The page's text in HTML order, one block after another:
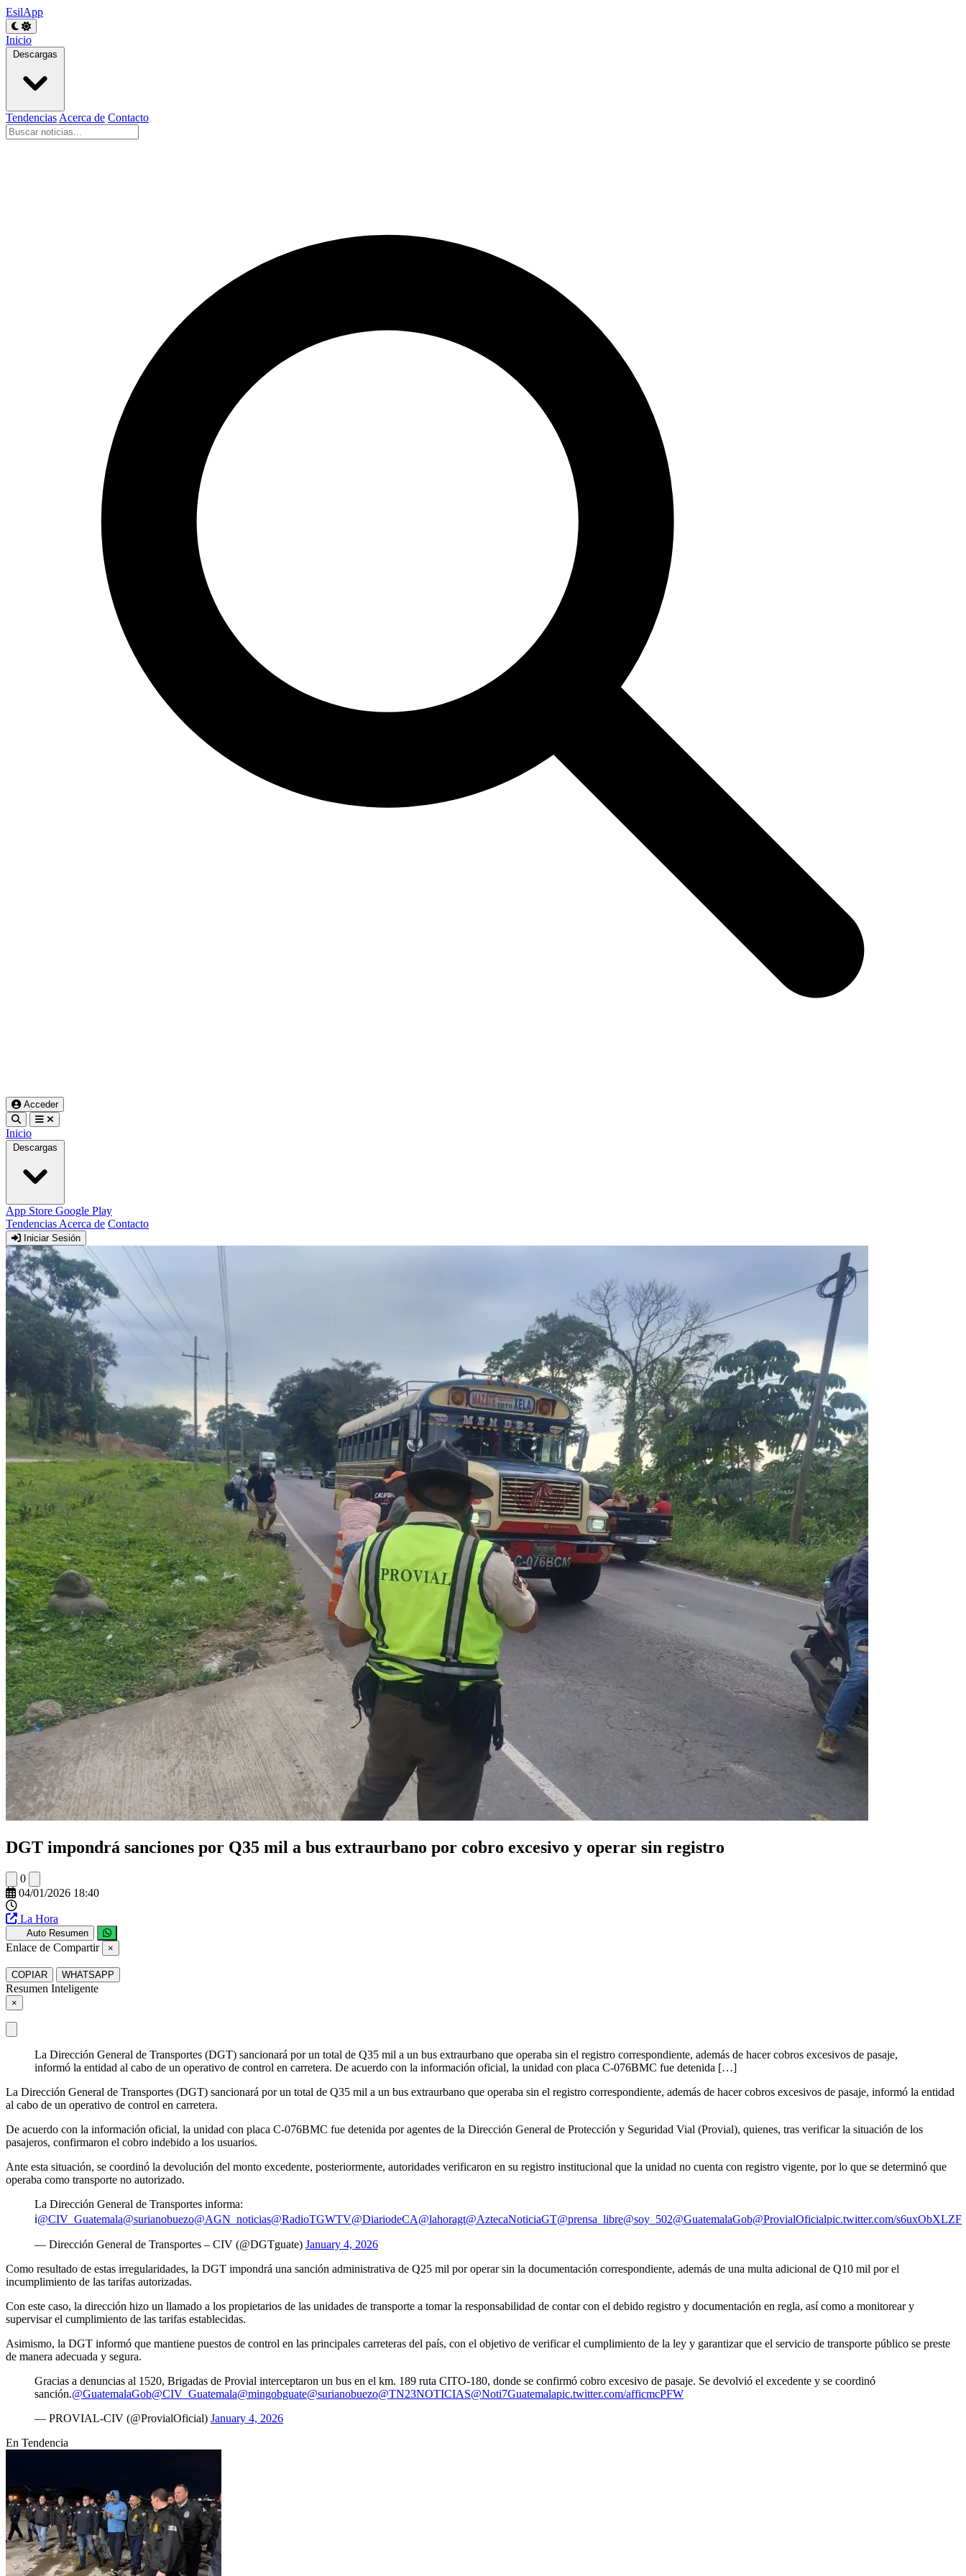
EsilApp
Inicio
Descargas
Tendencias Acerca de Contacto
Acceder
Inicio
Descargas
App Store Google Play
Tendencias Acerca de Contacto
Iniciar Sesión
DGT impondrá sanciones por Q35 mil a bus extraurbano por cobro excesivo y operar sin registro
0
04/01/2026 18:40
La Hora
Auto Resumen
Enlace de Compartir ×
COPIAR WHATSAPP
Resumen Inteligente
×
La Dirección General de Transportes (DGT) sancionará por un total de Q35 mil a un bus extraurbano que operaba sin el registro correspondiente, además de hacer cobros excesivos de pasaje,
informó la entidad al cabo de un operativo de control en carretera. De acuerdo con la información oficial, la unidad con placa C-076BMC fue detenida […]
La Dirección General de Transportes (DGT) sancionará por un total de Q35 mil a un bus extraurbano que operaba sin el registro correspondiente, además de hacer cobros excesivos de pasaje, informó la entidad
al cabo de un operativo de control en carretera.
De acuerdo con la información oficial, la unidad con placa C-076BMC fue detenida por agentes de la Dirección General de Protección y Seguridad Vial (Provial), quienes, tras verificar la situación de los
pasajeros, confirmaron el cobro indebido a los usuarios.
Ante esta situación, se coordinó la devolución del monto excedente, posteriormente, autoridades verificaron en su registro institucional que la unidad no cuenta con registro vigente, por lo que se determinó que
operaba como transporte no autorizado.
La Dirección General de Transportes informa:
ℹ️@CIV_Guatemala@surianobuezo@AGN_noticias@RadioTGWTV@DiariodeCA@lahoragt@AztecaNoticiaGT@prensa_libre@soy_502@GuatemalaGob@ProvialOficialpic.twitter.com/s6uxObXLZF
— Dirección General de Transportes – CIV (@DGTguate) January 4, 2026
Como resultado de estas irregularidades, la DGT impondrá una sanción administrativa de Q25 mil por operar sin la documentación correspondiente, además de una multa adicional de Q10 mil por el
incumplimiento de las tarifas autorizadas.
Con este caso, la dirección hizo un llamado a los propietarios de las unidades de transporte a tomar la responsabilidad de contar con el debido registro y documentación en regla, así como a monitorear y
supervisar el cumplimiento de las tarifas establecidas.
Asimismo, la DGT informó que mantiene puestos de control en las principales carreteras del país, con el objetivo de verificar el cumplimiento de la ley y garantizar que el servicio de transporte público se preste
de manera adecuada y segura.
Gracias a denuncias al 1520, Brigadas de Provial interceptaron un bus en el km. 189 ruta CITO-180, donde se confirmó cobro excesivo de pasaje. Se devolvió el excedente y se coordinó
sanción.@GuatemalaGob@CIV_Guatemala@mingobguate@surianobuezo@TN23NOTICIAS@Noti7Guatemalapic.twitter.com/afficmcPFW
— PROVIAL-CIV (@ProvialOficial) January 4, 2026
En Tendencia